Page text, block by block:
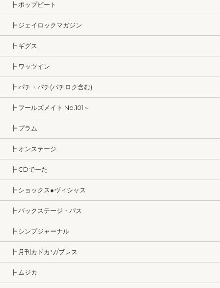
┣ ポップビート
┣ ジェイロックマガジン
┣ ギグス
┣ ワッツイン
┣ パチ・パチ(パチロク含む)
┣ フールズメイト No.101～
┣ プラム
┣ オンステージ
┣ CDでーた
┣ ショックス●ヴィシャス
┣ バックステージ・パス
┣ シンプジャーナル
┣ 月刊カドカワ/ブレス
┣ ムジカ